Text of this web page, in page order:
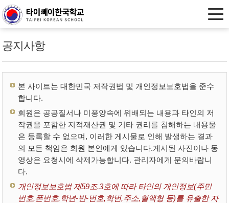
공지사항
본 사이트는 대한민국 저작권법 및 개인정보보호법을 준수
합니다.
회원은 공공질서나 미풍양속에 위배되는 내용과 타인의 저
작권을 포함한 지적재산권 및 기타 권리를 침해하는 내용물
은 등록할 수 없으며, 이러한 게시물로 인해 발생하는 결과
의 모든 책임은 회원 본인에게 있습니다.게시된 사진이나 동
영상은 요청시에 삭제가능합니다. 관리자에게 문의바랍니
다.
개인정보보호법 제59조.3호에 따라 타인의 개인정보(주민
번호,폰번호,학년-반-번호,학번,주소,혈액형 등)를 유출한 자